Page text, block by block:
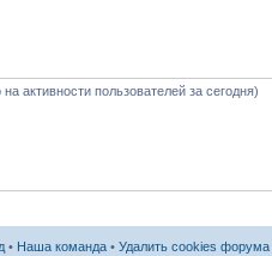
активности пользователей за сегодня)
• Наша команда • Удалить cookies форума